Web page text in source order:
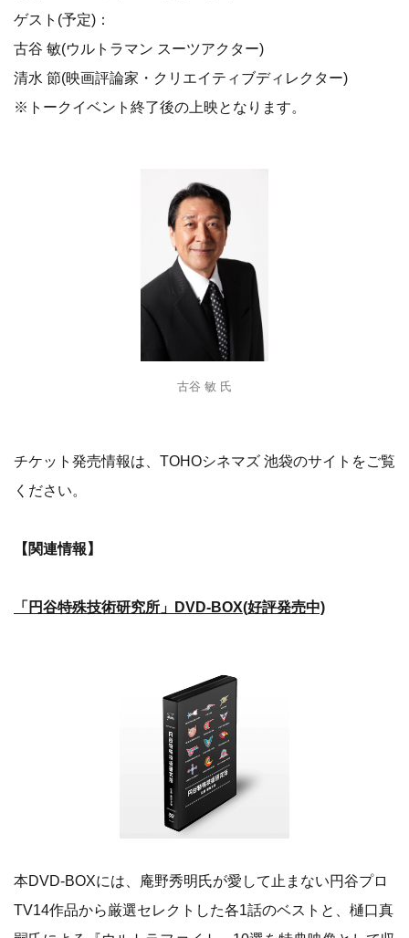
ゲスト(予定)：
古谷 敏(ウルトラマン スーツアクター)
清水 節(映画評論家・クリエイティブディレクター)
※トークイベント終了後の上映となります。
古谷 敏 氏
チケット発売情報は、TOHOシネマズ 池袋のサイトをご覧
ください。
【関連情報】
「円谷特殊技術研究所」DVD-BOX(好評発売中)
本DVD-BOXには、庵野秀明氏が愛して止まない円谷プロ
TV14作品から厳選セレクトした各1話のベストと、樋口真